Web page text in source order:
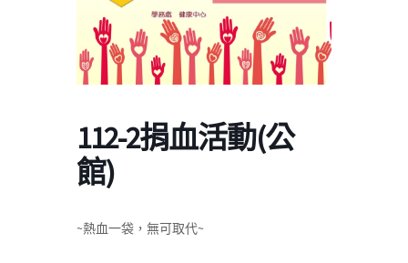
112-2捐血活動(公
館)
~熱血一袋，無可取代~